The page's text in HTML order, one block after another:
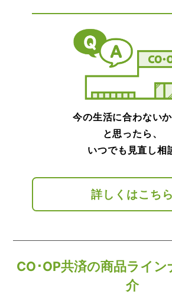
今の生活に合わない
と思ったら、
いつでも見直し相
詳しくはこちら
CO･OP共済の商品ライ
介